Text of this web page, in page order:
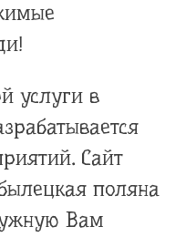
услуги в
Сайт
поляна
Вам